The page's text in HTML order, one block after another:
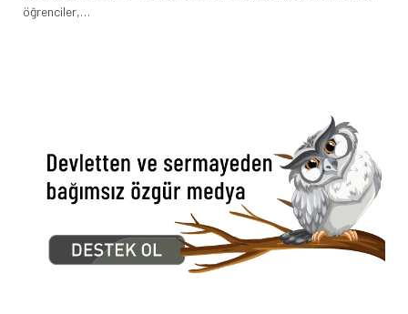
öğrenciler,…